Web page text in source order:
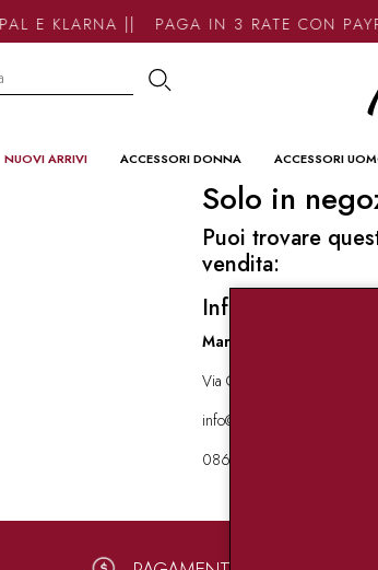
E KLARNA || PAGA IN 3 RATE CON
NUOVI ARRIVI ACCESSORI DONNA ACCESSORI
Solo in
Puoi trovare
vendita:
Info contatti
Marynda
Via Garibaldi 136 67051
info@marynda.com
08631871946